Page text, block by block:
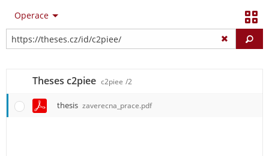
Operace
Theses c2piee c2piee /2
thesis zaverecna_prace.pdf